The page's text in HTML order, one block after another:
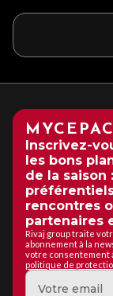
Inscrivez-
les bons
de la saison
rencontres
partenaires
Rivaj group traite
abonnement à la
votre consentement
politique de